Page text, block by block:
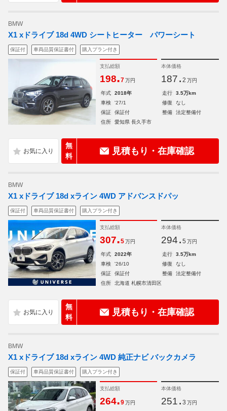
BMW
X1 xドライブ 18d 4WD シートヒーター パワーシート
保証付 車両品質保証書付 購入プラン付き
支払総額
198.7 万円
本体価格
187. 2 万円
年式 2018年 走行
3.5万km
車検
'27/1 修復
なし
保証
保証付 整備
法定整備付
住所
愛知県 長久手市
無
料
見積もり・在庫確認
BMW
X1 xドライブ 18d xライン 4WD アドバンスドパッ
保証付 車両品質保証書付 購入プラン付き
支払総額
307.5 万円
本体価格
294. 5 万円
年式 2022年 走行
3.5万km
車検
'26/10 修復
なし
保証
保証付 整備
法定整備付
住所
北海道 札幌市清田区
無
料
見積もり・在庫確認
BMW
X1 xドライブ 18d xライン 4WD 純正ナビ バックカメラ
保証付 車両品質保証書付 購入プラン付き
支払総額
264.9 万円
本体価格
251. 3 万円